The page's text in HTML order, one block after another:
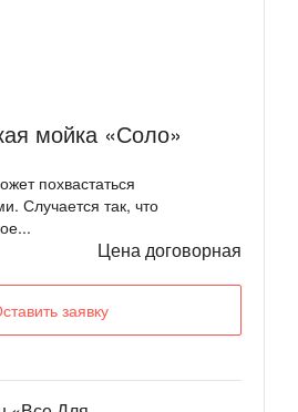
мойка «Соло»
похвастаться
Случается так, что
Цена договорная
заявку